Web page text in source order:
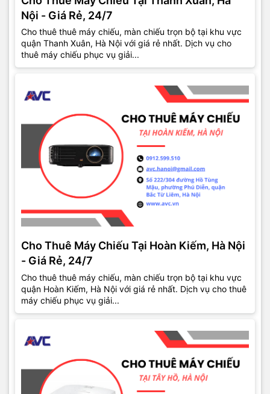
Nội - Giá Rẻ, 24/7
Cho thuê thuê máy chiếu, màn chiếu trọn bộ tại khu vực
quận Thanh Xuân, Hà Nội với giá rẻ nhất. Dịch vụ cho
thuê máy chiếu phục vụ giải...
Cho Thuê Máy Chiếu Tại Hoàn Kiếm, Hà Nội
- Giá Rẻ, 24/7
Cho thuê thuê máy chiếu, màn chiếu trọn bộ tại khu vực
quận Hoàn Kiếm, Hà Nội với giá rẻ nhất. Dịch vụ cho thuê
máy chiếu phục vụ giải...